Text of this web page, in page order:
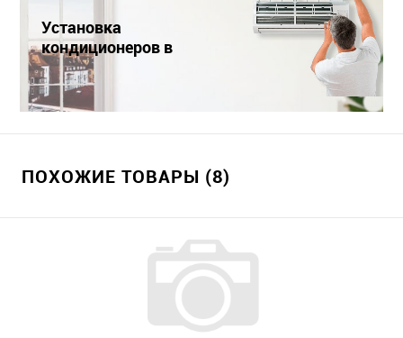
Установка
кондиционеров в
Краснодаре
ПОХОЖИЕ ТОВАРЫ (8)